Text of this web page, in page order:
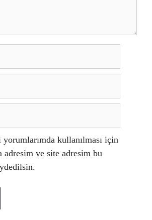
kullanılması için
adresim ve site adresim bu